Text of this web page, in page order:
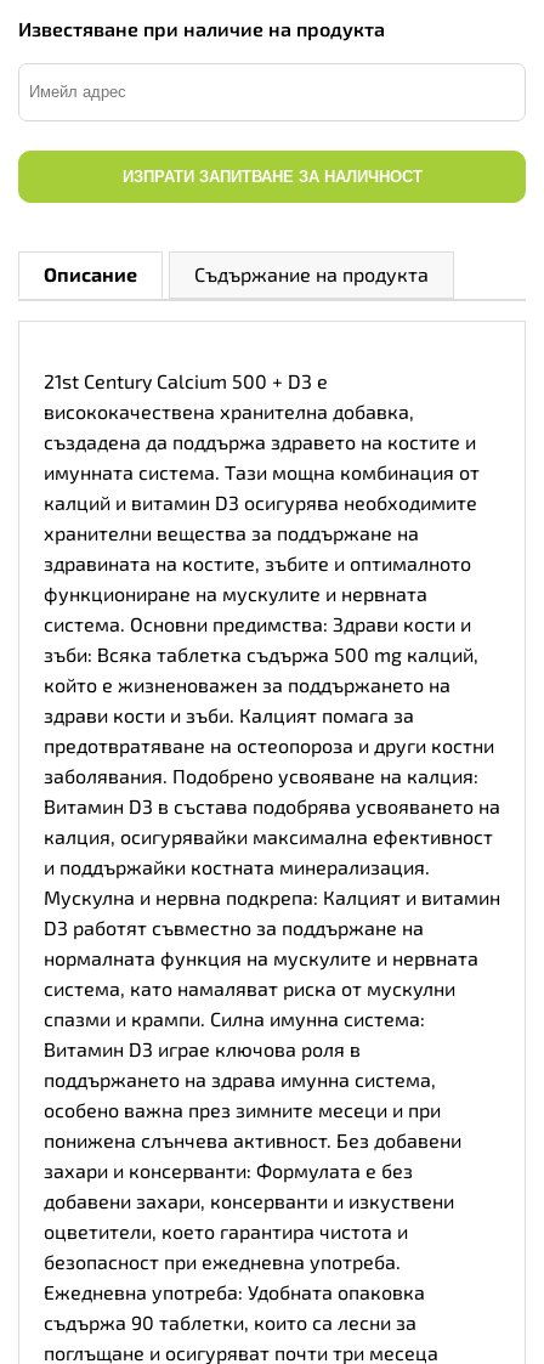
Известяване при наличие на продукта
ИЗПРАТИ ЗАПИТВАНЕ ЗА НАЛИЧНОСТ
Описание Съдържание на продукта
21st Century Calcium 500 + D3 е
висококачествена хранителна добавка,
създадена да поддържа здравето на костите и
имунната система. Тази мощна комбинация от
калций и витамин D3 осигурява необходимите
хранителни вещества за поддържане на
здравината на костите, зъбите и оптималното
функциониране на мускулите и нервната
система. Основни предимства: Здрави кости и
зъби: Всяка таблетка съдържа 500 mg калций,
който е жизненоважен за поддържането на
здрави кости и зъби. Калцият помага за
предотвратяване на остеопороза и други костни
заболявания. Подобрено усвояване на калция:
Витамин D3 в състава подобрява усвояването на
калция, осигурявайки максимална ефективност
и поддържайки костната минерализация.
Мускулна и нервна подкрепа: Калцият и витамин
D3 работят съвместно за поддържане на
нормалната функция на мускулите и нервната
система, като намаляват риска от мускулни
спазми и крампи. Силна имунна система:
Витамин D3 играе ключова роля в
поддържането на здрава имунна система,
особено важна през зимните месеци и при
понижена слънчева активност. Без добавени
захари и консерванти: Формулата е без
добавени захари, консерванти и изкуствени
оцветители, което гарантира чистота и
безопасност при ежедневна употреба.
Ежедневна употреба: Удобната опаковка
съдържа 90 таблетки, които са лесни за
поглъщане и осигуряват почти три месеца